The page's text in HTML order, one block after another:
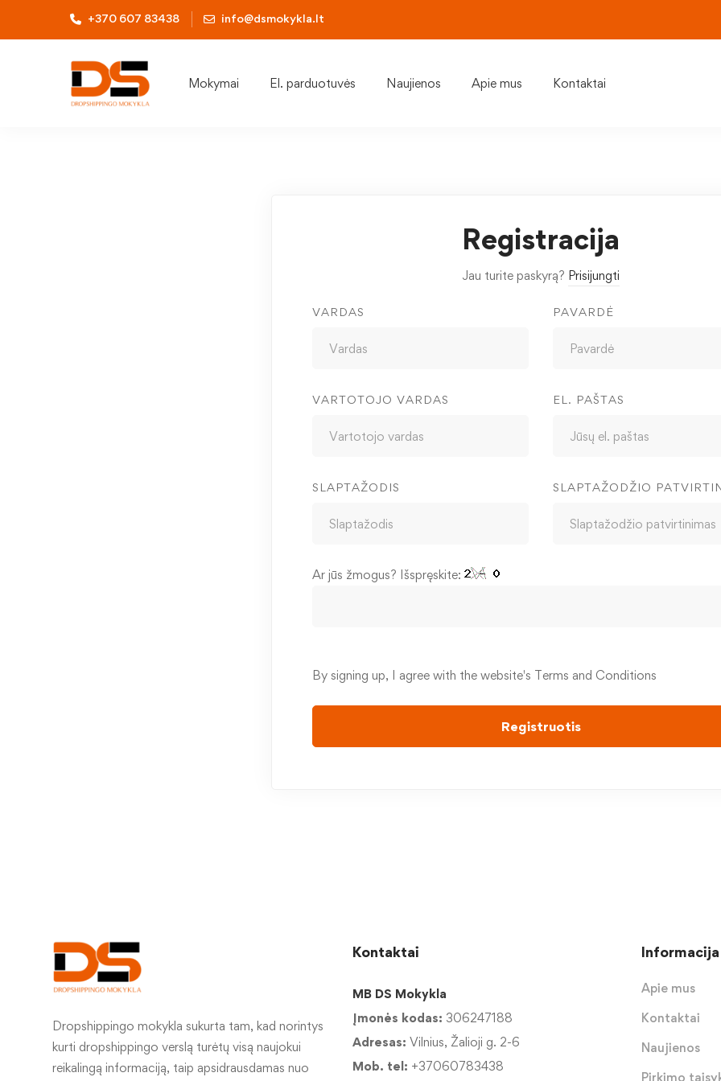
+370 607 83438 info@dsmokykla.lt
Mokymai El. parduotuvės Naujienos Apie mus Kontaktai
Registracija
Jau turite paskyrą? Prisijungti
VARDAS PAVARDĖ
VARTOTOJO VARDAS EL. PAŠTAS
SLAPTAŽODIS SLAPTAŽODŽIO
Ar jūs žmogus? Išspręskite:
By signing up, I agree with the website's Terms and Conditions
Registruotis
Dropshippingo mokykla sukurta tam, kad norintys
kurti dropshippingo verslą turėtų visą naujokui
reikalingą informaciją, taip apsidrausdamas nuo
Kontaktai
MB DS Mokykla
Įmonės kodas: 306247188
Adresas: Vilnius, Žalioji g. 2-6
Mob. tel: +37060783438
Informacija
Apie mus
Kontaktai
Naujienos
Pirkimo